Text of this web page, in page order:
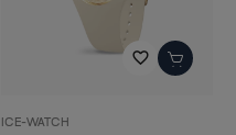
favorite_border
ICE-WATCH